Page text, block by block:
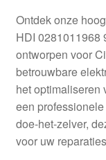
Contact
Kassa
Klachten
Klachtenprocedure
Ontdek onze
HDI 0281011968
ontworpen voor
betrouwbare
het optimaliseren
een
doe-het-zelver,
voor uw